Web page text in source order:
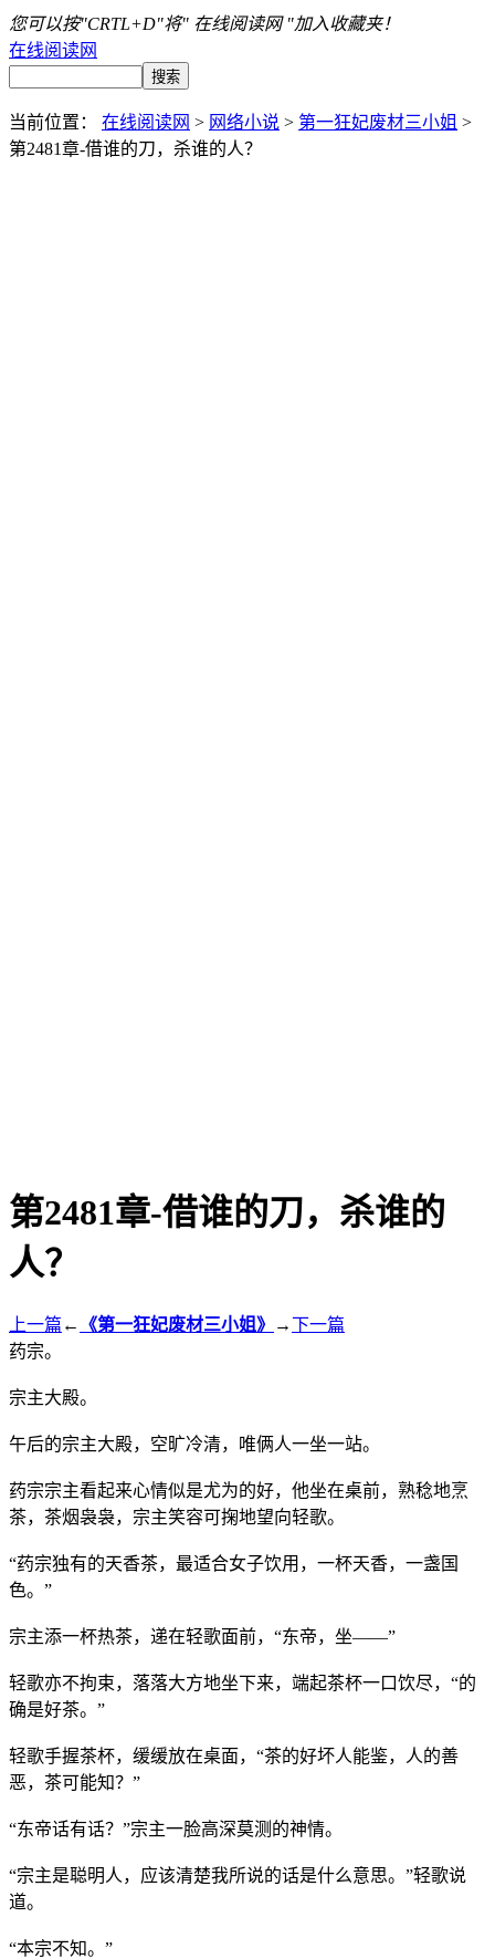
您可以按"CRTL+D"将" 在线阅读网 "加入收藏夹！
在线阅读网
当前位置： 在线阅读网 > 网络小说 > 第一狂妃废材三小姐 >
第2481章-借谁的刀，杀谁的人？
第2481章-借谁的刀，杀谁的
人？
上一篇 ← 《第一狂妃废材三小姐》 →下一篇
药宗。
宗主大殿。
午后的宗主大殿，空旷冷清，唯俩人一坐一站。
药宗宗主看起来心情似是尤为的好，他坐在桌前，熟稔地烹
茶，茶烟袅袅，宗主笑容可掬地望向轻歌。
“药宗独有的天香茶，最适合女子饮用，一杯天香，一盏国
色。”
宗主添一杯热茶，递在轻歌面前，“东帝，坐——”
轻歌亦不拘束，落落大方地坐下来，端起茶杯一口饮尽，“的
确是好茶。”
轻歌手握茶杯，缓缓放在桌面，“茶的好坏人能鉴，人的善
恶，茶可能知？”
“东帝话有话？”宗主一脸高深莫测的神情。
“宗主是聪明人，应该清楚我所说的话是什么意思。”轻歌说
道。
“本宗不知。”